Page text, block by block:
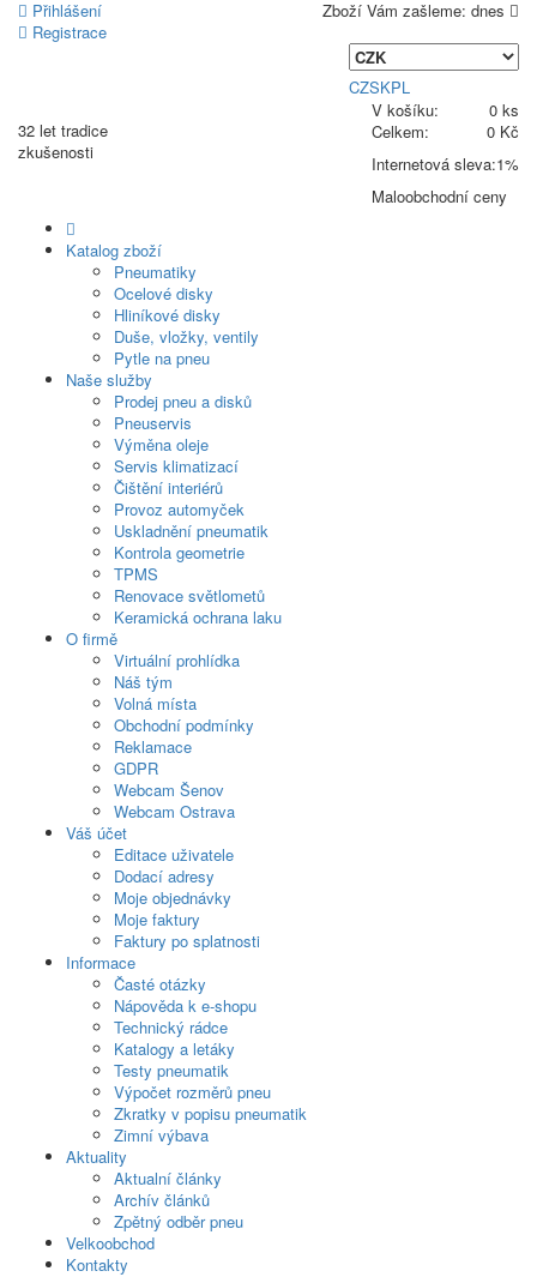
Přihlášení
Registrace
Zboží Vám zašleme: dnes
CZSKPL
32 let tradice
zkušenosti
V košíku:
0 ks
Celkem:
0 Kč
Internetová sleva:1%
Maloobchodní ceny
Katalog zboží
Pneumatiky
Ocelové disky
Hliníkové disky
Duše, vložky, ventily
Pytle na pneu
Naše služby
Prodej pneu a disků
Pneuservis
Výměna oleje
Servis klimatizací
Čištění interiérů
Provoz automyček
Uskladnění pneumatik
Kontrola geometrie
TPMS
Renovace světlometů
Keramická ochrana laku
O firmě
Virtuální prohlídka
Náš tým
Volná místa
Obchodní podmínky
Reklamace
GDPR
Webcam Šenov
Webcam Ostrava
Váš účet
Editace uživatele
Dodací adresy
Moje objednávky
Moje faktury
Faktury po splatnosti
Informace
Časté otázky
Nápověda k e-shopu
Technický rádce
Katalogy a letáky
Testy pneumatik
Výpočet rozměrů pneu
Zkratky v popisu pneumatik
Zimní výbava
Aktuality
Aktualní články
Archív článků
Zpětný odběr pneu
Velkoobchod
Kontakty